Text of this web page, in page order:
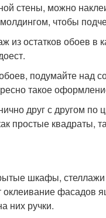
стены, можно
чтобы
из остатков обоев в
подумайте над
такое
друг с другом по
простые квадраты,
шкафы,
фасадов
них ручки.